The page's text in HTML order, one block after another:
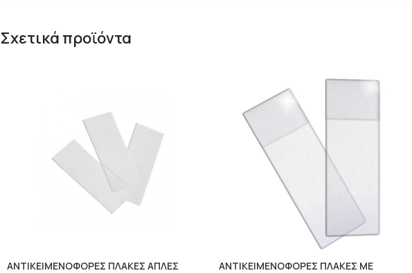
Σχετικά προϊόντα
ΑΝΤΙΚΕΙΜΕΝΟΦΟΡΕΣ ΠΛΑΚΕΣ ΑΠΛΕΣ
ΑΝΤΙΚΕΙΜΕΝΟΦΟΡΕΣ ΠΛΑΚΕΣ ΜΕ